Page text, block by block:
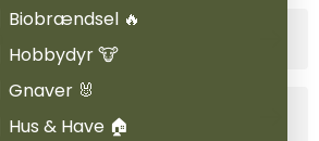
Biobrændsel 🔥
Hobbydyr 🐮
Gnaver 🐰
Hus & Have 🏠